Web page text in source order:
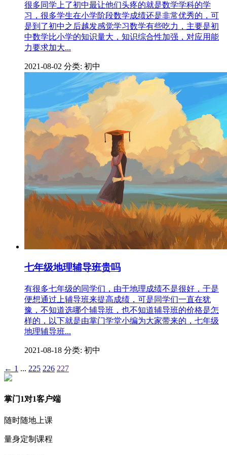
很多同学上了初中最让他们头疼的就是数学学科的学
习，很多学生在小学阶段数学成绩还是非常优秀的，可
是到了初中之后越发感觉学习数学有些吃力，主要是初
中数学比小学的知识量大，知识综合性加强，对应用能
力要求加大...
2021-08-02 分类: 初中
七年级地理辅导班贵吗
有很多七年级的同学们，由于地理成绩不是很好，于是
便想通过上辅导班来提高成绩，可是同学们一直在犹
豫，不知道选哪个辅导班，也不知道辅导班的价格是怎
样的，以下就是由掌门学堂小编为大家带来的，七年级
地理辅导班...
2021-08-18 分类: 初中
← 1 ... 225 226 227
掌门1对1客户端
随时随地上课
量身定制课程